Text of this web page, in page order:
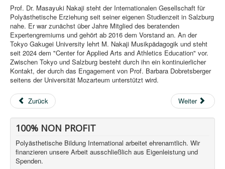
Prof. Dr. Masayuki Nakaji steht der Internationalen Gesellschaft für
Polyästhetische Erziehung seit seiner eigenen Studienzeit in Salzburg
nahe. Er war zunächst über Jahre Mitglied des beratenden
Expertengremiums und gehört ab 2016 dem Vorstand an. An der
Tokyo Gakugei University lehrt M. Nakaji Musikpädagogik und steht
seit 2024 dem "Center for Applied Arts and Athletics Education" vor.
Zwischen Tokyo und Salzburg besteht durch ihn ein kontinuierlicher
Kontakt, der durch das Engagement von Prof. Barbara Dobretsberger
seitens der Universität Mozarteum unterstützt wird.
Zurück Weiter
100% NON PROFIT
Polyästhetische Bildung International arbeitet ehrenamtlich. Wir
finanzieren unsere Arbeit ausschließlich aus Eigenleistung und
Spenden.